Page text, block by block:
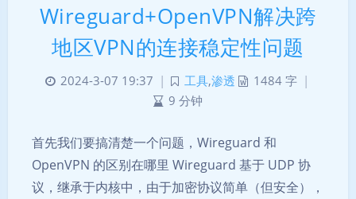
Wireguard+OpenVPN解决跨
地区VPN的连接稳定性问题
2024-3-07 19:37 | 工具,渗透 1484 字 |
9 分钟
首先我们要搞清楚一个问题，Wireguard 和
OpenVPN 的区别在哪里 Wireguard 基于 UDP 协
议，继承于内核中，由于加密协议简单（但安全），